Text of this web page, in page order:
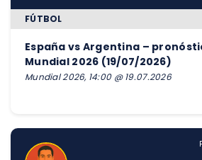
FÚTBOL
España vs Argentina –
Mundial 2026 (19/07/2026)
Mundial 2026, 14:00 @ 19.07.2026